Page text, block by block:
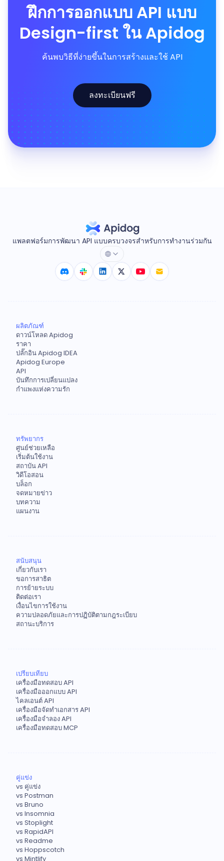
ฝึกการออกแบบ API แบบ
Design-first ใน Apidog
ค้นพบวิธีที่ง่ายขึ้นในการสร้างและใช้ API
ลงทะเบียนฟรี
แพลตฟอร์มการพัฒนา API แบบครบวงจรสำหรับการทำงานร่วมกัน
ผลิตภัณฑ์
ดาวน์โหลด Apidog
ราคา
ปลั๊กอิน Apidog IDEA
Apidog Europe
API
บันทึกการเปลี่ยนแปลง
กำแพงแห่งความรัก
ทรัพยากร
ศูนย์ช่วยเหลือ
เริ่มต้นใช้งาน
สถาบัน API
วิดีโอสอน
บล็อก
จดหมายข่าว
บทความ
แผนงาน
สนับสนุน
เกี่ยวกับเรา
ขอการสาธิต
การย้ายระบบ
ติดต่อเรา
เงื่อนไขการใช้งาน
ความปลอดภัยและการปฏิบัติตามกฎระเบียบ
สถานะบริการ
เปรียบเทียบ
เครื่องมือทดสอบ API
เครื่องมือออกแบบ API
ไคลเอนต์ API
เครื่องมือจัดทำเอกสาร API
เครื่องมือจำลอง API
เครื่องมือทดสอบ MCP
คู่แข่ง
vs คู่แข่ง
vs Postman
vs Bruno
vs Insomnia
vs Stoplight
vs RapidAPI
vs Readme
vs Hoppscotch
vs Mintlify